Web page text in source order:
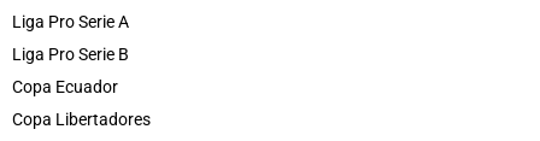
Liga Pro Serie A
Liga Pro Serie B
Copa Ecuador
Copa Libertadores